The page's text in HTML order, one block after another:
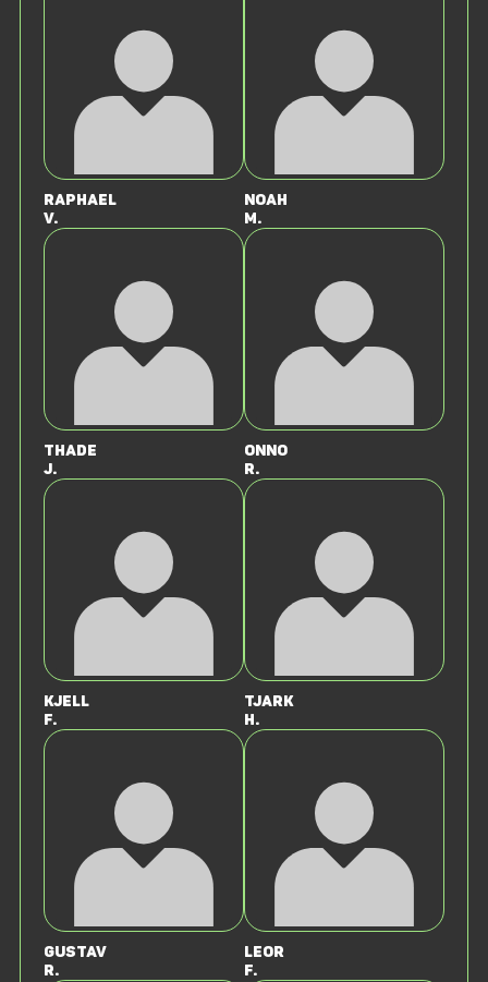
Raphael
V.
Noah
M.
Thade
J.
Onno
R.
Kjell
F.
Tjark
H.
Gustav
R.
Leor
F.